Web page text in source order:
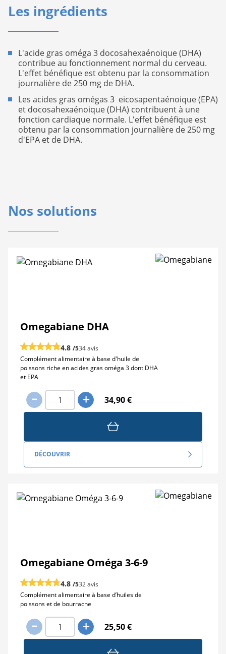
Les ingrédients
L'acide gras oméga 3 docosahexaénoique (DHA)
contribue au fonctionnement normal du cerveau.
L'effet bénéfique est obtenu par la consommation
journalière de 250 mg de DHA.
Les acides gras omégas 3 eicosapentaénoique (EPA)
et docosahexaénoique (DHA) contribuent à une
fonction cardiaque normale. L'effet bénéfique est
obtenu par la consommation journalière de 250 mg
d'EPA et de DHA.
Nos solutions
Omegabiane DHA
4.8 /534 avis
Complément alimentaire à base d'huile de
poissons riche en acides gras oméga 3 dont DHA
et EPA
34,90 €
DÉCOUVRIR
Omegabiane Oméga 3-6-9
4.8 /532 avis
Complément alimentaire à base d’huiles de
poissons et de bourrache
25,50 €